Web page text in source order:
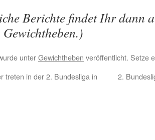
Berichte findet Ihr dann
unterGewichtheben veröffentlicht. Setze
treten in der 2. Bundesliga in
2.